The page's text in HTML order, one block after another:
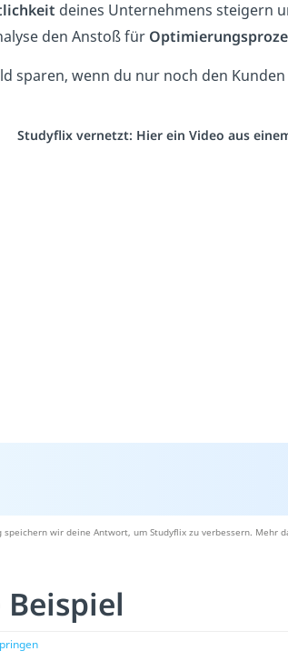
deines Unternehmens steigern
den Anstoß für
sparen, wenn du nur noch den
Studyflix vernetzt: Hier ein Video aus
speichern wir deine Antwort, um Studyflix zu verbessern. Mehr
Beispiel